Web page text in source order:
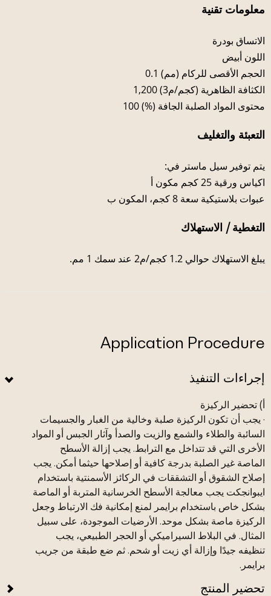
معلومات تقنية
الاتساق بودرة
اللون أبيض
الحجم الأقصى للركام (مم) 0.1
الكثافة الظاهرية (كجم/م3) 1,200
محتوى المواد الصلبة الجافة (%) 100
التعبئة والتغليف
يتم توفير سيل ماستر في:
اكياس ورقية 25 كجم مكون أ
عبوات بلاستيكية سعة 8 كجم، المكون ب
التغطية / الاستهلاك
يبلغ الاستهلاك حوالي 1.2 كجم/م2 عند سمك 1 مم.
Application Procedure
إجراءات التنفيذ
أ) تحضير الركيزة
· يجب أن تكون الركيزة صلبة وخالية من الغبار والجسيمات
السائبة والطلاء والشمع والزيت والصدأ وآثار الجبس أو المواد
الأخرى التي قد تتداخل مع الترابط. يجب إزالة الأسطح
الماصة غير الصلبة بدرجة كافية أو إصلاحها حيثما أمكن. يجب
إصلاح الشقوق أو التشققات في الركائز الأسمنتية باستخدام
ايبوانجكت يجب معالجة الأسطح الخرسانية المتربة أو الماصة
بشكل خاص باستخدام برايمر لمنع إمكانية فك الارتباط وجعل
الركيزة ماصة بشكل موحد. الأرضيات الموجودة، على سبيل
المثال. في البلاط السيراميكي أو الحجر الطبيعي، يجب
تنظيفه جيدًا وإزالة أي زيت أو شحم. ثم ضع طبقة من جريب
برايمر.
تحضير المنتج